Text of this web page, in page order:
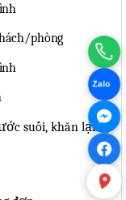
phòng
suối, khăn lạnh,
Zalo